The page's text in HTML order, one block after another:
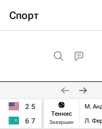
Спорт
2 5
6 7
Теннис
Завершен
М.
Л.